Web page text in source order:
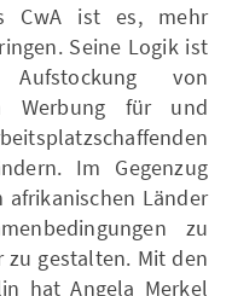
CwA ist es, mehr
Seine Logik ist
von
Werbung für und
Im Gegenzug
Länder
zu
gestalten. Mit den
hat Angela Merkel